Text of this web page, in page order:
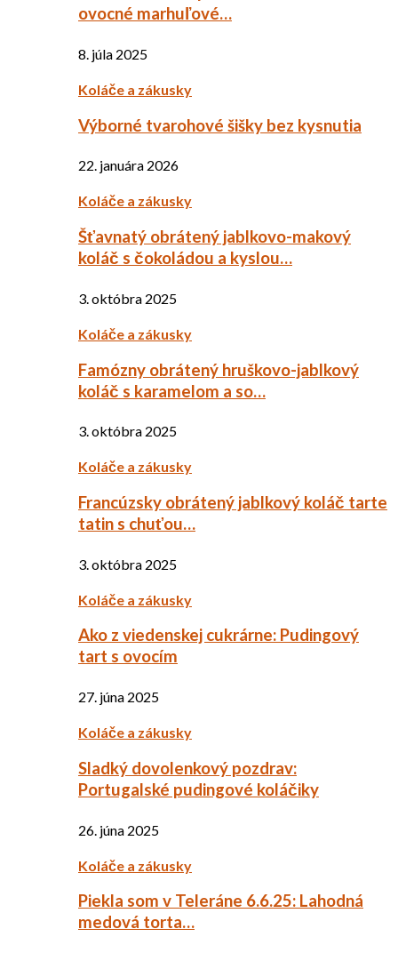
ovocné marhuľové…
8. júla 2025
Koláče a zákusky
Výborné tvarohové šišky bez kysnutia
22. januára 2026
Koláče a zákusky
Šťavnatý obrátený jablkovo-makový
koláč s čokoládou a kyslou…
3. októbra 2025
Koláče a zákusky
Famózny obrátený hruškovo-jablkový
koláč s karamelom a so…
3. októbra 2025
Koláče a zákusky
Francúzsky obrátený jablkový koláč tarte
tatin s chuťou…
3. októbra 2025
Koláče a zákusky
Ako z viedenskej cukrárne: Pudingový
tart s ovocím
27. júna 2025
Koláče a zákusky
Sladký dovolenkový pozdrav:
Portugalské pudingové koláčiky
26. júna 2025
Koláče a zákusky
Piekla som v Teleráne 6.6.25: Lahodná
medová torta…